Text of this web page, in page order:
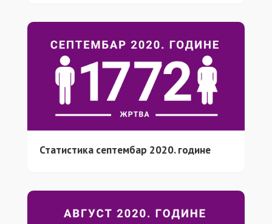
Статистика септембар 2020. године